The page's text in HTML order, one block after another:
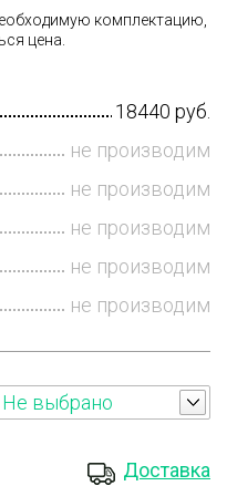
комплектацию,
цена.
18440 руб.
не производим
не производим
не производим
не производим
не производим
Не выбрано
Доставка